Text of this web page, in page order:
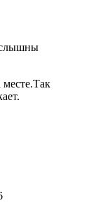
слышны